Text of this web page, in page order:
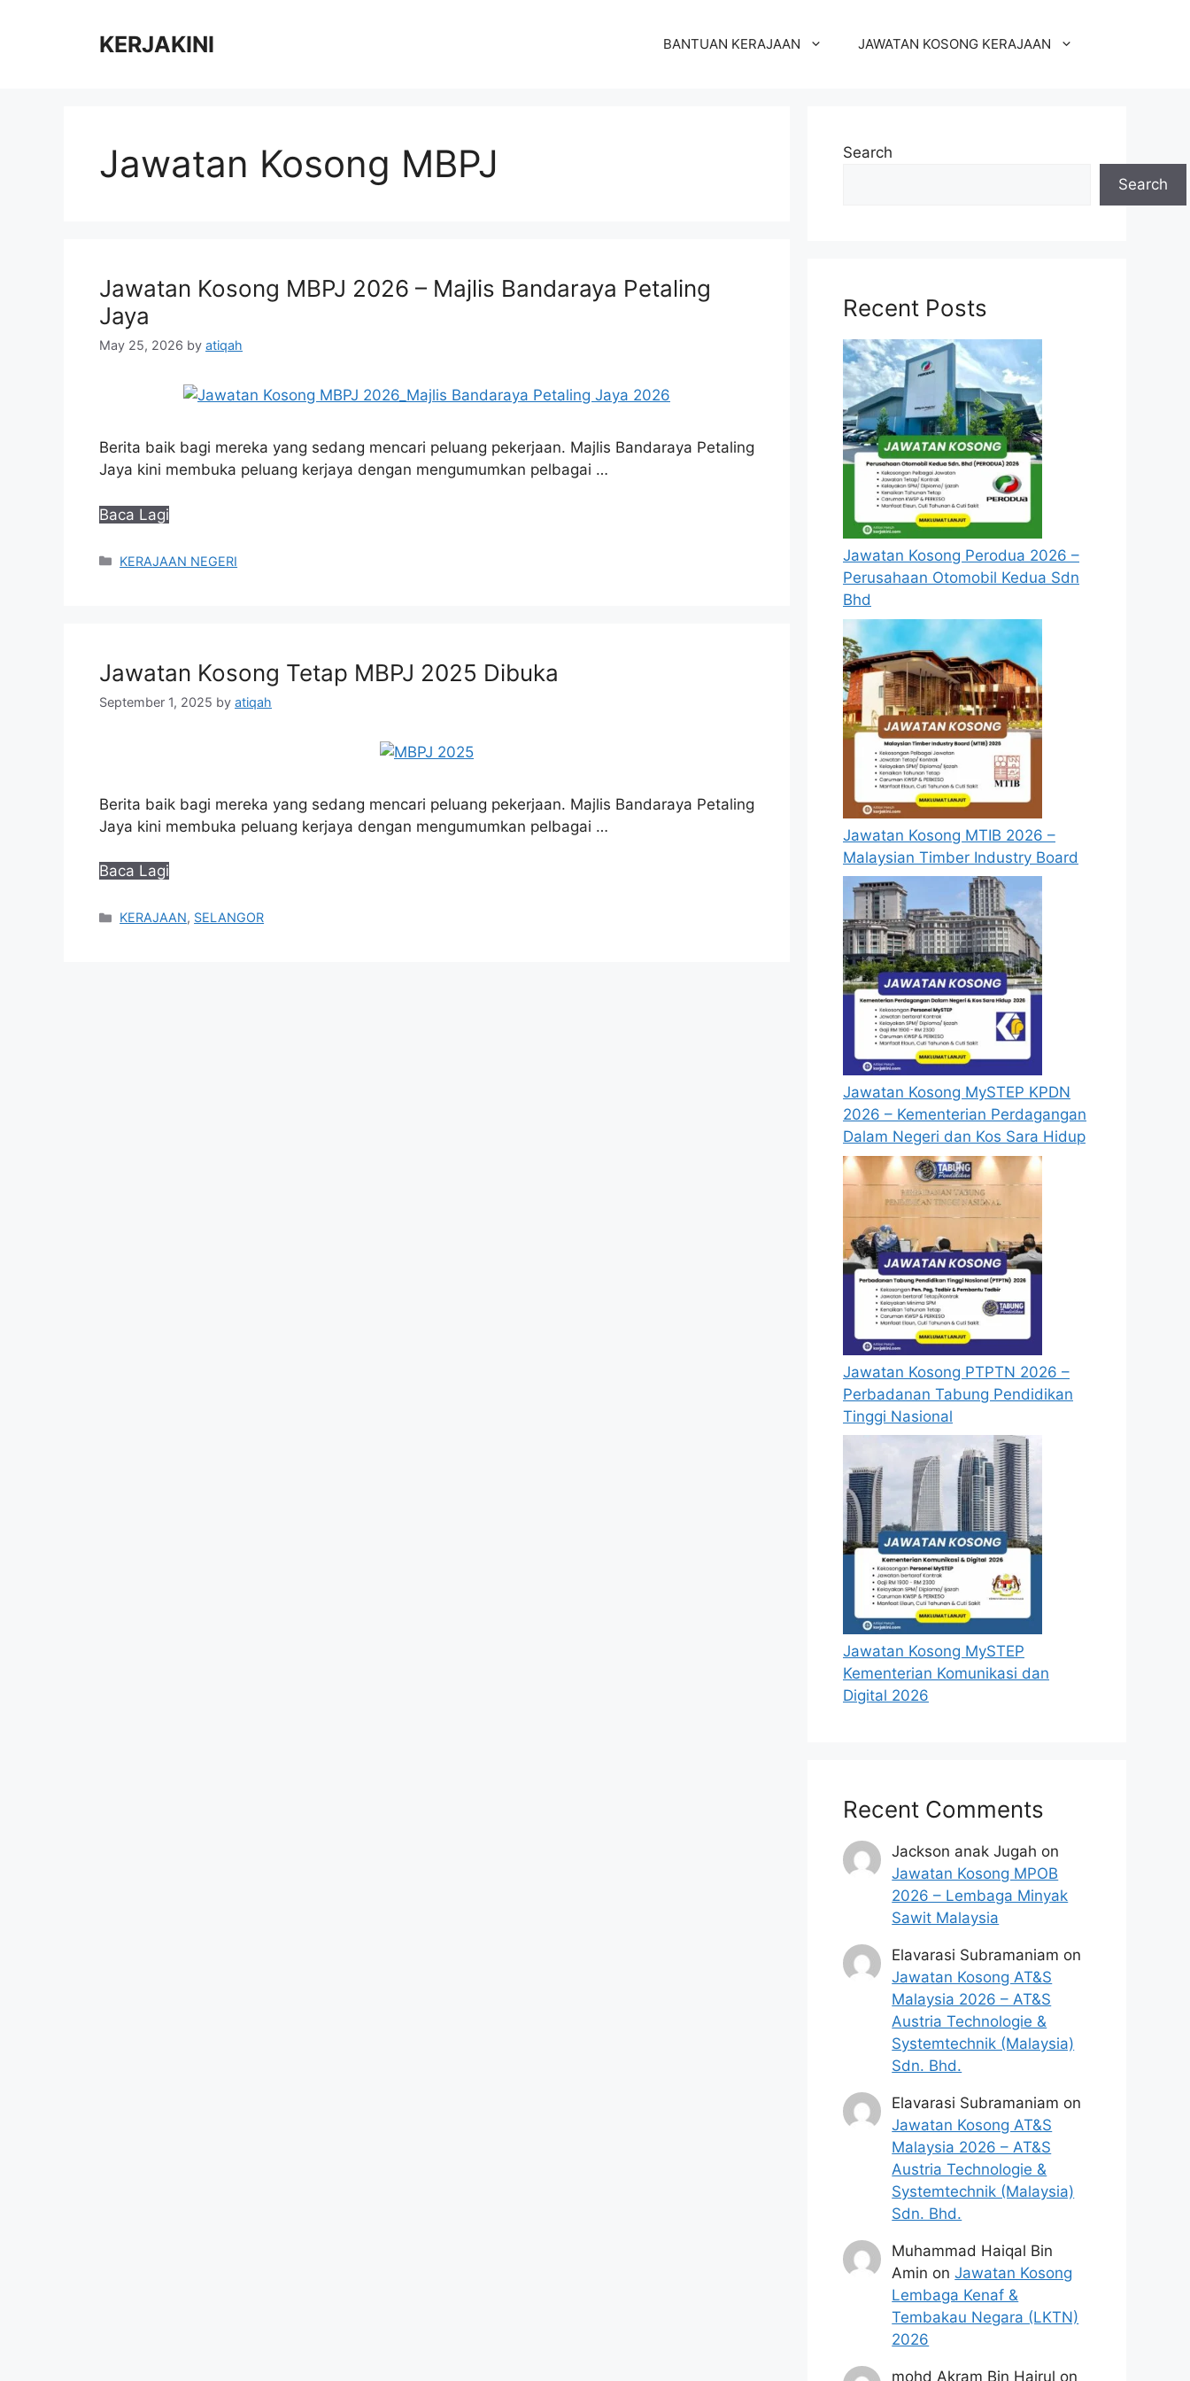
KERJAKINI BANTUAN KERAJAAN JAWATAN KOSONG KERAJAAN
Jawatan Kosong MBPJ
Jawatan Kosong MBPJ 2026 – Majlis Bandaraya Petaling
Jaya
May 25, 2026 by atiqah
Berita baik bagi mereka yang sedang mencari peluang pekerjaan. Majlis Bandaraya Petaling
Jaya kini membuka peluang kerjaya dengan mengumumkan pelbagai …
Baca Lagi
Categories
KERAJAAN NEGERI
Jawatan Kosong Tetap MBPJ 2025 Dibuka
September 1, 2025 by atiqah
Berita baik bagi mereka yang sedang mencari peluang pekerjaan. Majlis Bandaraya Petaling
Jaya kini membuka peluang kerjaya dengan mengumumkan pelbagai …
Baca Lagi
Categories
KERAJAAN, SELANGOR
Search
Search
Recent Posts
Jawatan Kosong Perodua 2026 –
Perusahaan Otomobil Kedua Sdn
Bhd
Jawatan Kosong MTIB 2026 –
Malaysian Timber Industry Board
Jawatan Kosong MySTEP KPDN
2026 – Kementerian Perdagangan
Dalam Negeri dan Kos Sara Hidup
Jawatan Kosong PTPTN 2026 –
Perbadanan Tabung Pendidikan
Tinggi Nasional
Jawatan Kosong MySTEP
Kementerian Komunikasi dan
Digital 2026
Recent Comments
Jackson anak Jugah on
Jawatan Kosong MPOB
2026 – Lembaga Minyak
Sawit Malaysia
Elavarasi Subramaniam on
Jawatan Kosong AT&S
Malaysia 2026 – AT&S
Austria Technologie &
Systemtechnik (Malaysia)
Sdn. Bhd.
Elavarasi Subramaniam on
Jawatan Kosong AT&S
Malaysia 2026 – AT&S
Austria Technologie &
Systemtechnik (Malaysia)
Sdn. Bhd.
Muhammad Haiqal Bin
Amin onJawatan Kosong
Lembaga Kenaf &
Tembakau Negara (LKTN)
2026
mohd Akram Bin Hairul on